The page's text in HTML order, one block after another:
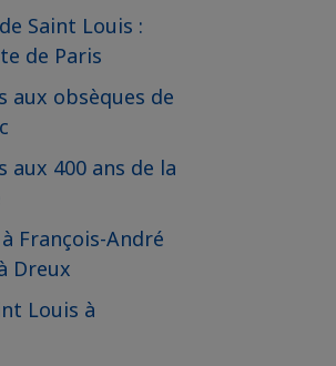
Saint Louis :
de Paris
aux obsèques de
aux 400 ans de la
François-André
Dreux
Louis à